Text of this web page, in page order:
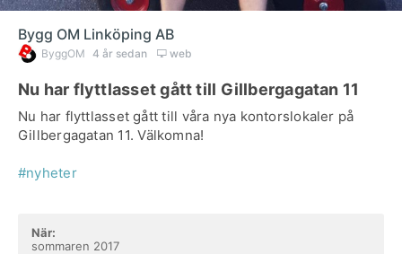
Bygg OM Linköping AB
ByggOM 4 år sedan web
Nu har flyttlasset gått till Gillbergagatan 11
Nu har flyttlasset gått till våra nya kontorslokaler på
Gillbergagatan 11. Välkomna!
#nyheter
När:
sommaren 2017